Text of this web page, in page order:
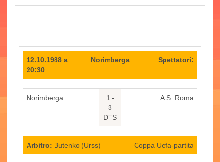
12.10.1988 a
20:30
Norimberga Spettatori:
Norimberga
1 -
3
DTS
A.S. Roma
Arbitro: Butenko (Urss) Coppa Uefa-partita